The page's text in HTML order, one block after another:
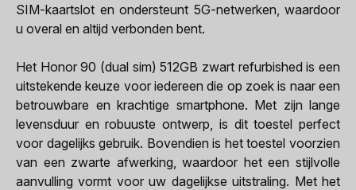
SIM-kaartslot en ondersteunt 5G-netwerken, waardoor
u overal en altijd verbonden bent.
Het Honor 90 (dual sim) 512GB zwart refurbished is een
uitstekende keuze voor iedereen die op zoek is naar een
betrouwbare en krachtige smartphone. Met zijn lange
levensduur en robuuste ontwerp, is dit toestel perfect
voor dagelijks gebruik. Bovendien is het toestel voorzien
van een zwarte afwerking, waardoor het een stijlvolle
aanvulling vormt voor uw dagelijkse uitstraling. Met het